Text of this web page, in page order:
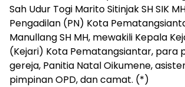
Sah Udur Togi Marito Sitinjak SH SIK
Pengadilan (PN) Kota
Manullang SH MH, mewakili Kepala
(Kejari) Kota Pematangsiantar, para
gereja, Panitia Natal Oikumene,
pimpinan OPD, dan camat. (*)